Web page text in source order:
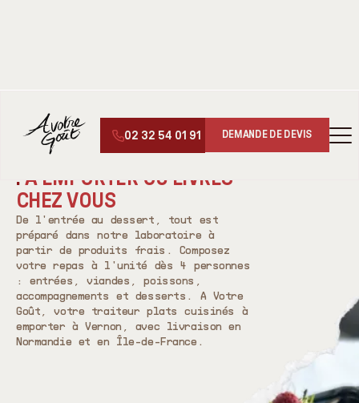
02 32 54 01 91 DEMANDE DE DEVIS
TRAITEUR PLATS CUISINÉS À VERNON (27)
PLATS CUISINÉS À VERNON
: À EMPORTER OU LIVRÉS
CHEZ VOUS
De l'entrée au dessert, tout est
préparé dans notre laboratoire à
partir de produits frais. Composez
votre repas à l'unité dès 4 personnes
: entrées, viandes, poissons,
accompagnements et desserts. A Votre
Goût, votre traiteur plats cuisinés à
emporter à Vernon, avec livraison en
Normandie et en Île-de-France.
LES ACCOMPAGNEMENTS